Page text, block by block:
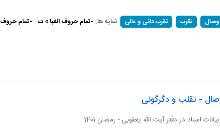
وصال تقرب تقرب دانی و عالی نمایه ها: -تمام حروف الفبا » ت -تمام حروف
- تقلب و دگرگونی
بیانات استاد در دفتر آیت الله یعقوبی - رمضان 1401